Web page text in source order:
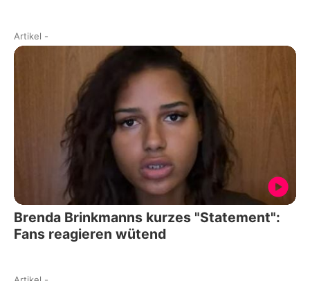
Artikel -
Brenda Brinkmanns kurzes "Statement":
Fans reagieren wütend